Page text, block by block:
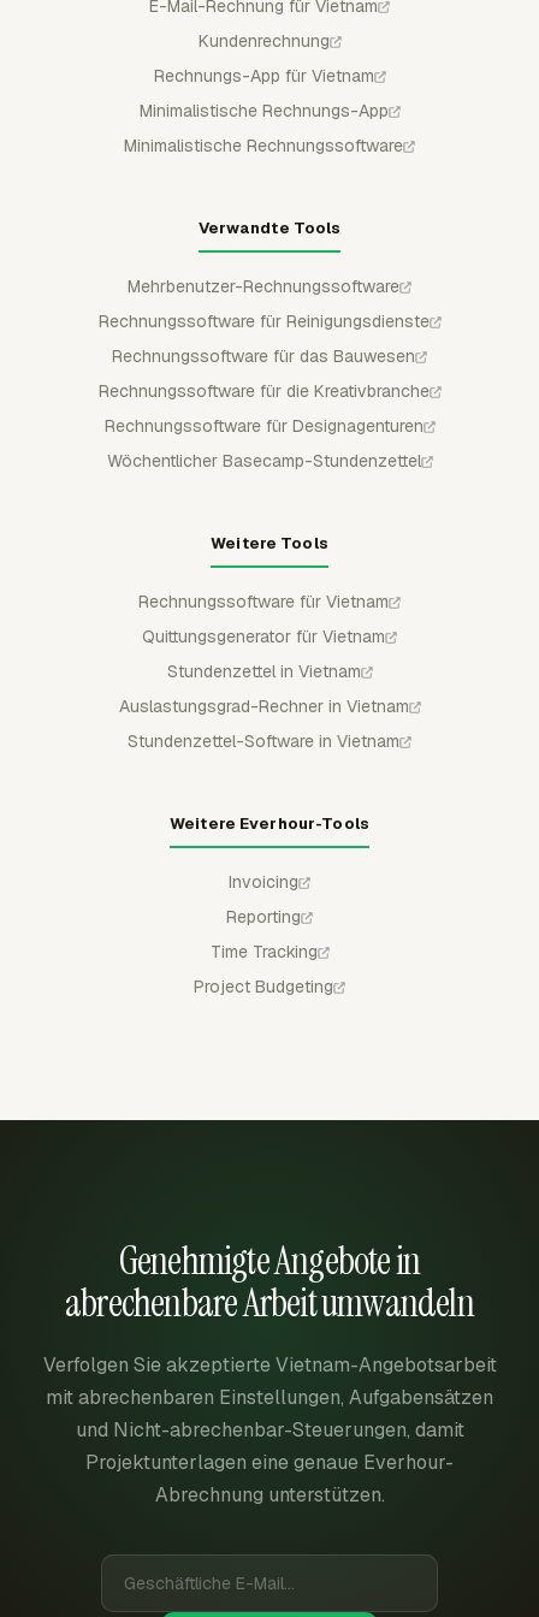
E-Mail-Rechnung für Vietnam
Kundenrechnung
Rechnungs-App für Vietnam
Minimalistische Rechnungs-App
Minimalistische Rechnungssoftware
Verwandte Tools
Mehrbenutzer-Rechnungssoftware
Rechnungssoftware für Reinigungsdienste
Rechnungssoftware für das Bauwesen
Rechnungssoftware für die Kreativbranche
Rechnungssoftware für Designagenturen
Wöchentlicher Basecamp-Stundenzettel
Weitere Tools
Rechnungssoftware für Vietnam
Quittungsgenerator für Vietnam
Stundenzettel in Vietnam
Auslastungsgrad-Rechner in Vietnam
Stundenzettel-Software in Vietnam
Weitere Everhour-Tools
Invoicing
Reporting
Time Tracking
Project Budgeting
Genehmigte Angebote in
abrechenbare Arbeit umwandeln
Verfolgen Sie akzeptierte Vietnam-Angebotsarbeit
mit abrechenbaren Einstellungen, Aufgabensätzen
und Nicht-abrechenbar-Steuerungen, damit
Projektunterlagen eine genaue Everhour-
Abrechnung unterstützen.